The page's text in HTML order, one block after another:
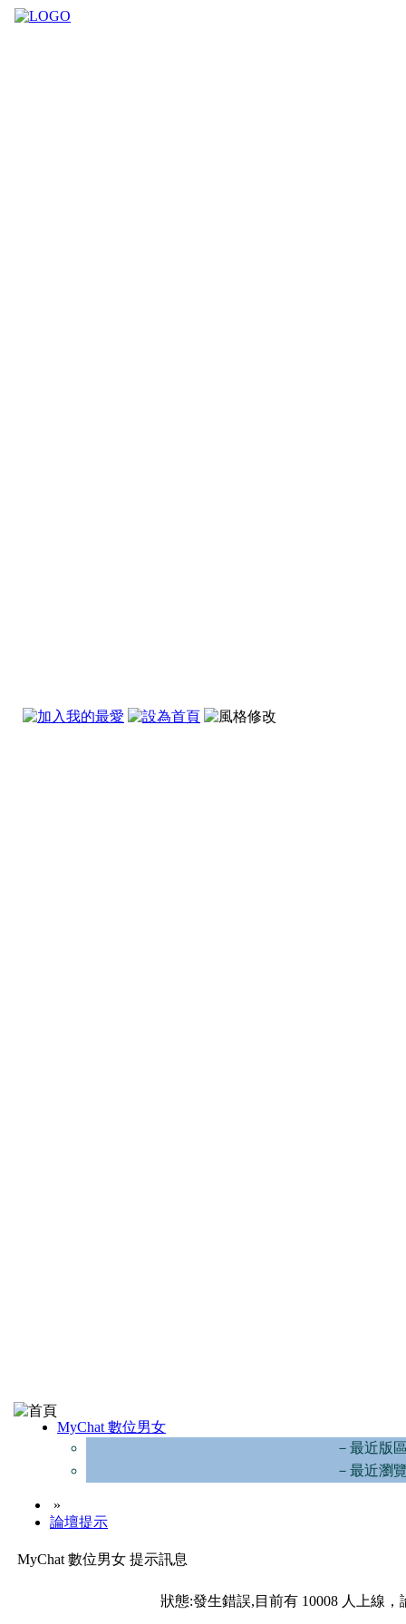
MyChat 數位男女
－最近版
－最近瀏
»
論壇提示
MyChat 數位男女 提示訊息
狀態:發生錯誤,目前有 10008 人上線